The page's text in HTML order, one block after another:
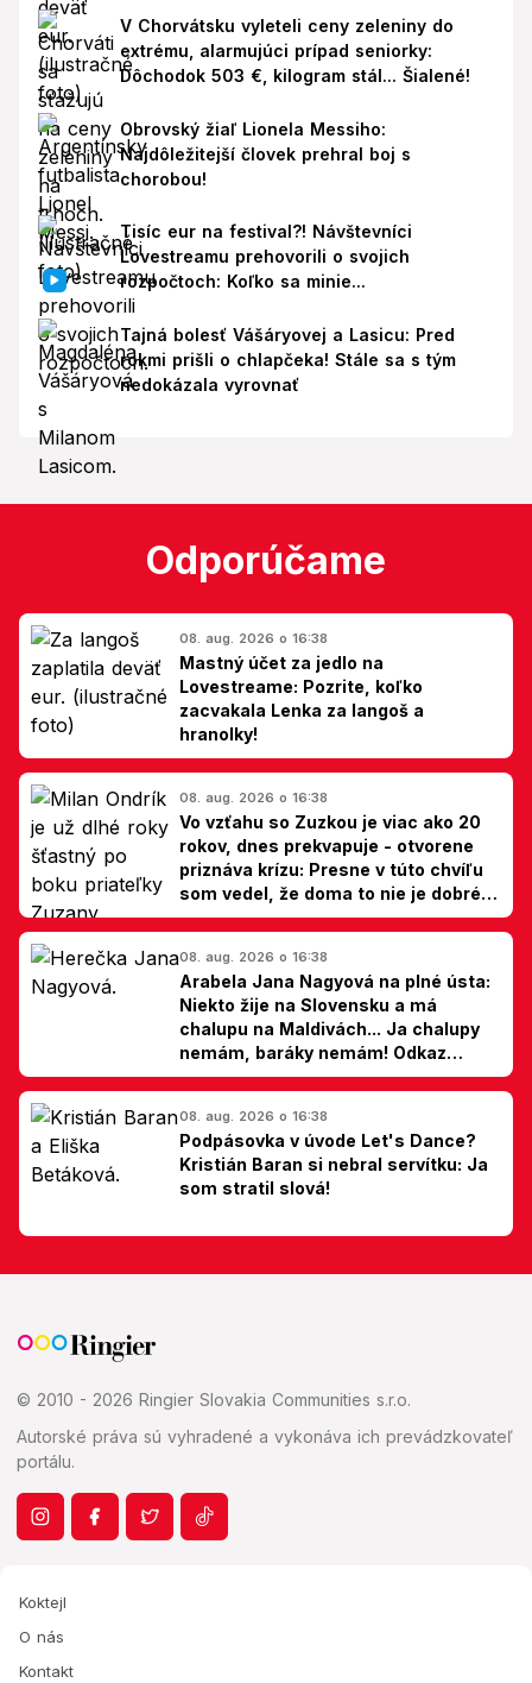
V Chorvátsku vyleteli ceny zeleniny do
extrému, alarmujúci prípad seniorky:
Dôchodok 503 €, kilogram stál... Šialené!
Obrovský žiaľ Lionela Messiho:
Najdôležitejší človek prehral boj s
chorobou!
Tisíc eur na festival?! Návštevníci
Lovestreamu prehovorili o svojich
rozpočtoch: Koľko sa minie...
Tajná bolesť Vášáryovej a Lasicu: Pred
rokmi prišli o chlapčeka! Stále sa s tým
nedokázala vyrovnať
Odporúčame
08. aug. 2026 o 16:38
Mastný účet za jedlo na
Lovestreame: Pozrite, koľko
zacvakala Lenka za langoš a
hranolky!
08. aug. 2026 o 16:38
Vo vzťahu so Zuzkou je viac ako 20
rokov, dnes prekvapuje - otvorene
priznáva krízu: Presne v túto chvíľu
som vedel, že doma to nie je dobré,
hovorí Milan Ondrík
08. aug. 2026 o 16:38
Arabela Jana Nagyová na plné ústa:
Niekto žije na Slovensku a má
chalupu na Maldivách... Ja chalupy
nemám, baráky nemám! Odkaz
Slovákom
08. aug. 2026 o 16:38
Podpásovka v úvode Let's Dance?
Kristián Baran si nebral servítku: Ja
som stratil slová!
© 2010 - 2026 Ringier Slovakia Communities s.r.o.
Autorské práva sú vyhradené a vykonáva ich prevádzkovateľ
portálu.
Koktejl
O nás
Kontakt